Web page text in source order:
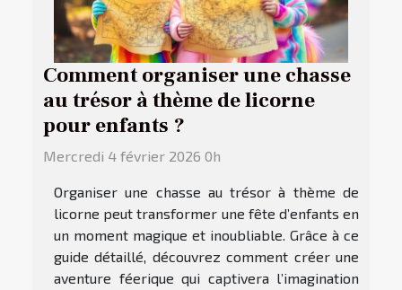
Comment organiser une chasse
au trésor à thème de licorne
pour enfants ?
Mercredi 4 février 2026 0h
Organiser une chasse au trésor à thème de
licorne peut transformer une fête d’enfants en
un moment magique et inoubliable. Grâce à ce
guide détaillé, découvrez comment créer une
aventure féerique qui captivera l’imagination